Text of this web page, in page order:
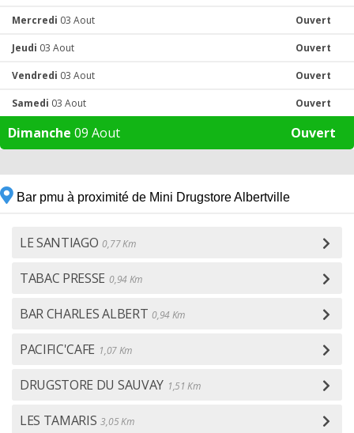
Mercredi 03 Aout Ouvert
Jeudi 03 Aout Ouvert
Vendredi 03 Aout Ouvert
Samedi 03 Aout Ouvert
Dimanche 09 Aout Ouvert
Bar pmu à proximité de Mini Drugstore Albertville
LE SANTIAGO 0,77 Km
TABAC PRESSE 0,94 Km
BAR CHARLES ALBERT 0,94 Km
PACIFIC'CAFE 1,07 Km
DRUGSTORE DU SAUVAY 1,51 Km
LES TAMARIS 3,05 Km